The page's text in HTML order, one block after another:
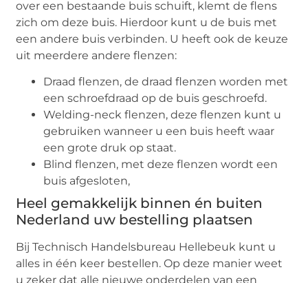
over een bestaande buis schuift, klemt de flens
zich om deze buis. Hierdoor kunt u de buis met
een andere buis verbinden. U heeft ook de keuze
uit meerdere andere flenzen:
Draad flenzen, de draad flenzen worden met
een schroefdraad op de buis geschroefd.
Welding-neck flenzen, deze flenzen kunt u
gebruiken wanneer u een buis heeft waar
een grote druk op staat.
Blind flenzen, met deze flenzen wordt een
buis afgesloten,
Heel gemakkelijk binnen én buiten
Nederland uw bestelling plaatsen
Bij Technisch Handelsbureau Hellebeuk kunt u
alles in één keer bestellen. Op deze manier weet
u zeker dat alle nieuwe onderdelen van een